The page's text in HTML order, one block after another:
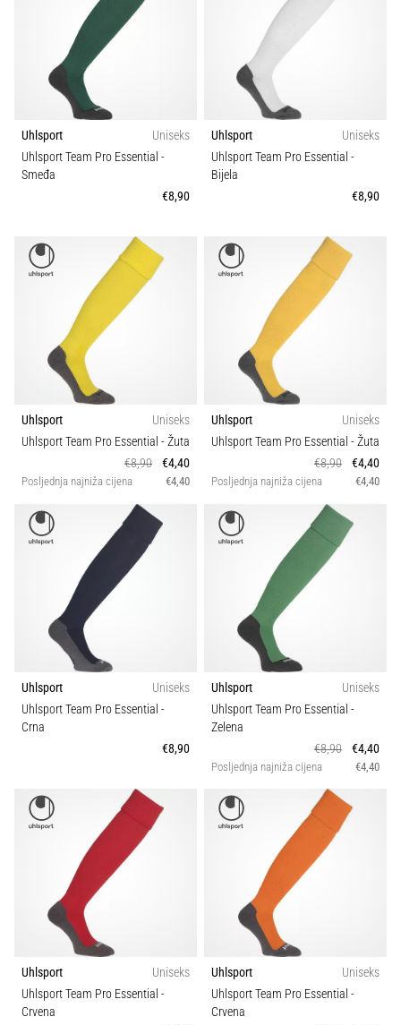
sportske
opreme
1. 7. 2025
1 min. čitanja
More
Victories
ženski
sa
službenim
dresovima
kopačkama
Nike,
adidas
utakmice,
Prikaži
Karakteristike 1
Sport
Uhlsport
Uniseks
Uhlsport Team Pro Essential -
Smeđa
€8,90
Uhlsport
Uniseks
Uhlsport Team Pro Essential -
Bijela
€8,90
Uhlsport
Uniseks
Uhlsport Team Pro Essential - Žuta
€8,90
€4,40
Posljednja najniža cijena €4,40
Uhlsport
Uniseks
Uhlsport Team Pro Essential - Žuta
€8,90
€4,40
Posljednja najniža cijena €4,40
Uhlsport
Uniseks
Uhlsport Team Pro Essential -
Crna
€8,90
Uhlsport
Uniseks
Uhlsport Team Pro Essential -
Zelena
€8,90
€4,40
Posljednja najniža cijena €4,40
Uhlsport
Uniseks
Uhlsport Team Pro Essential -
Crvena
Uhlsport
Uniseks
Uhlsport Team Pro Essential -
Crvena